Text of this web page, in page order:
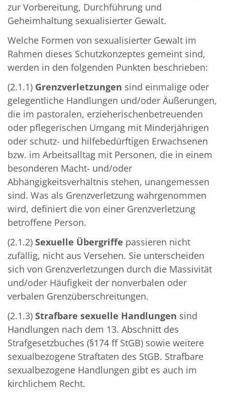
zur Vorbereitung, Durchführung und
Geheimhaltung sexualisierter Gewalt.
Welche Formen von sexualisierter Gewalt im
Rahmen dieses Schutzkonzeptes gemeint sind,
werden in den folgenden Punkten beschrieben:
(2.1.1) Grenzverletzungen sind einmalige oder
gelegentliche Handlungen und/oder Äußerungen,
die im pastoralen, erzieherischenbetreuenden
oder pflegerischen Umgang mit Minderjährigen
oder schutz- und hilfebedürftigen Erwachsenen
bzw. im Arbeitsalltag mit Personen, die in einem
besonderen Macht- und/oder
Abhängigkeitsverhältnis stehen, unangemessen
sind. Was als Grenzverletzung wahrgenommen
wird, definiert die von einer Grenzverletzung
betroffene Person.
(2.1.2) Sexuelle Übergriffe passieren nicht
zufällig, nicht aus Versehen. Sie unterscheiden
sich von Grenzverletzungen durch die Massivität
und/oder Häufigkeit der nonverbalen oder
verbalen Grenzüberschreitungen.
(2.1.3) Strafbare sexuelle Handlungen sind
Handlungen nach dem 13. Abschnitt des
Strafgesetzbuches (§174 ff StGB) sowie weitere
sexualbezogene Straftaten des StGB. Strafbare
sexualbezogene Handlungen gibt es auch im
kirchlichem Recht.